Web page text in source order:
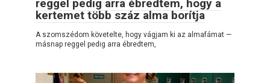
reggel pedig arra ébredtem, hogy a
kertemet több száz alma borítja
A szomszédom követelte, hogy vágjam ki az almafámat —
másnap reggel pedig arra ébredtem,